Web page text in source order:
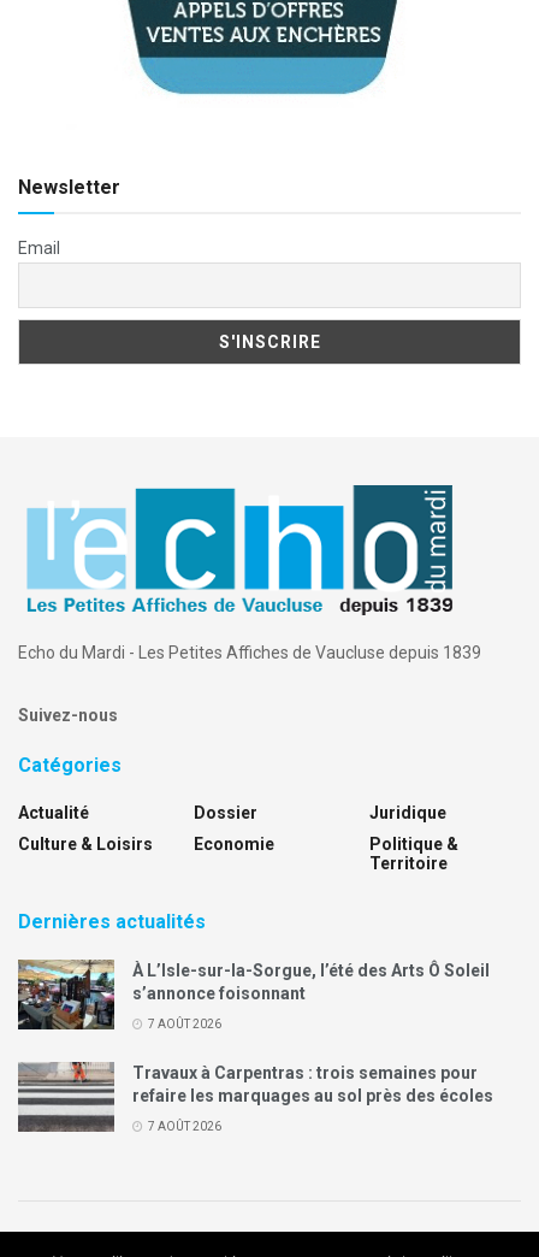
Newsletter
Email
Echo du Mardi - Les Petites Affiches de Vaucluse depuis 1839
Suivez-nous
Catégories
Actualité
Culture & Loisirs
Dossier
Economie
Juridique
Politique &
Territoire
Dernières actualités
À L’Isle-sur-la-Sorgue, l’été des Arts Ô Soleil
s’annonce foisonnant
7 AOÛT 2026
Travaux à Carpentras : trois semaines pour
refaire les marquages au sol près des écoles
7 AOÛT 2026